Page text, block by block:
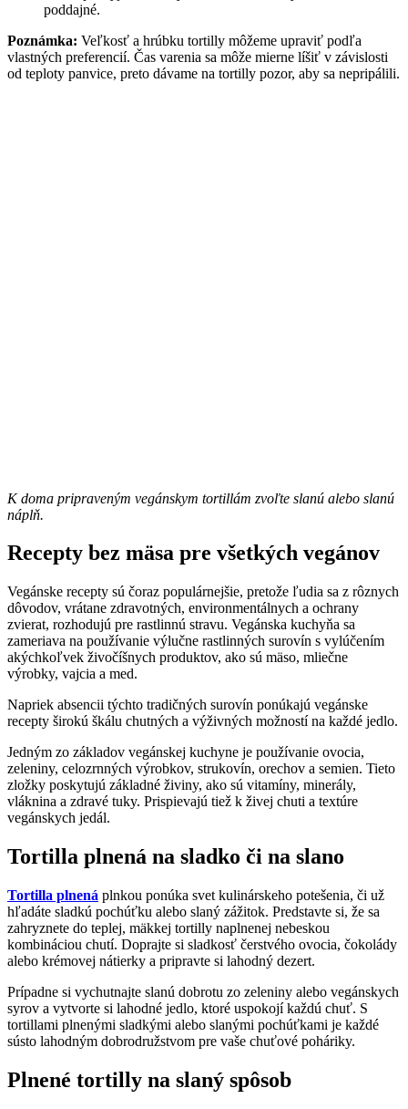
poddajné.
Poznámka: Veľkosť a hrúbku tortilly môžeme upraviť podľa
vlastných preferencií. Čas varenia sa môže mierne líšiť v závislosti
od teploty panvice, preto dávame na tortilly pozor, aby sa nepripálili.
K doma pripraveným vegánskym tortillám zvoľte slanú alebo slanú
náplň.
Recepty bez mäsa pre všetkých vegánov
Vegánske recepty sú čoraz populárnejšie, pretože ľudia sa z rôznych
dôvodov, vrátane zdravotných, environmentálnych a ochrany
zvierat, rozhodujú pre rastlinnú stravu. Vegánska kuchyňa sa
zameriava na používanie výlučne rastlinných surovín s vylúčením
akýchkoľvek živočíšnych produktov, ako sú mäso, mliečne
výrobky, vajcia a med.
Napriek absencii týchto tradičných surovín ponúkajú vegánske
recepty širokú škálu chutných a výživných možností na každé jedlo.
Jedným zo základov vegánskej kuchyne je používanie ovocia,
zeleniny, celozrnných výrobkov, strukovín, orechov a semien. Tieto
zložky poskytujú základné živiny, ako sú vitamíny, minerály,
vláknina a zdravé tuky. Prispievajú tiež k živej chuti a textúre
vegánskych jedál.
Tortilla plnená na sladko či na slano
Tortilla plnená plnkou ponúka svet kulinárskeho potešenia, či už
hľadáte sladkú pochúťku alebo slaný zážitok. Predstavte si, že sa
zahryznete do teplej, mäkkej tortilly naplnenej nebeskou
kombináciou chutí. Doprajte si sladkosť čerstvého ovocia, čokolády
alebo krémovej nátierky a pripravte si lahodný dezert.
Prípadne si vychutnajte slanú dobrotu zo zeleniny alebo vegánskych
syrov a vytvorte si lahodné jedlo, ktoré uspokojí každú chuť. S
tortillami plnenými sladkými alebo slanými pochúťkami je každé
sústo lahodným dobrodružstvom pre vaše chuťové poháriky.
Plnené tortilly na slaný spôsob